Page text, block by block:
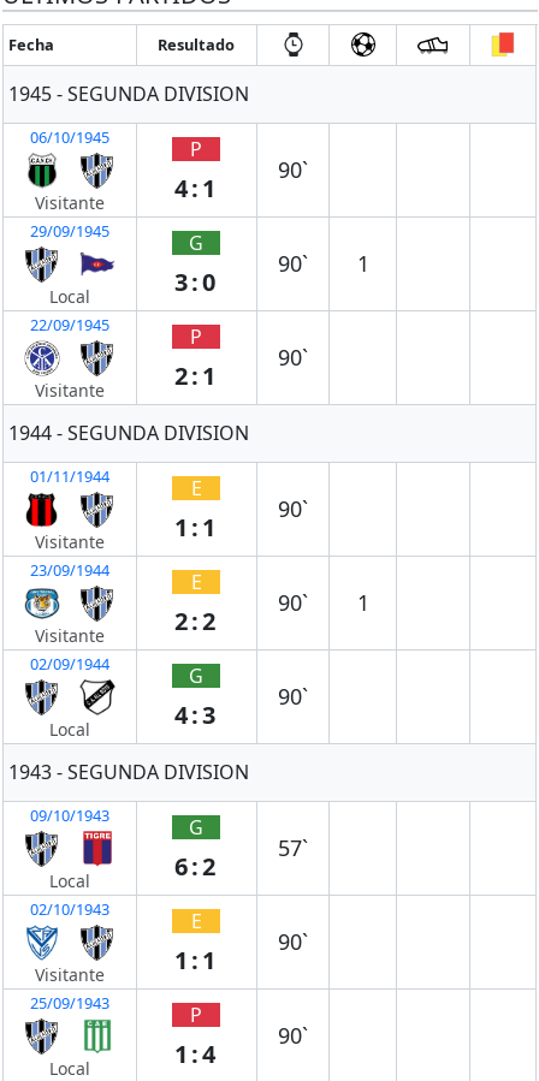
Fecha Resultado
1945 - SEGUNDA DIVISION
06/10/1945
Visitante
P
4:1
90`
29/09/1945
Local
G
3:0
90` 1
22/09/1945
Visitante
P
2:1
90`
1944 - SEGUNDA DIVISION
01/11/1944
Visitante
E
1:1
90`
23/09/1944
Visitante
E
2:2
90` 1
02/09/1944
Local
G
4:3
90`
1943 - SEGUNDA DIVISION
09/10/1943
Local
G
6:2
57`
02/10/1943
Visitante
E
1:1
90`
25/09/1943
Local
P
1:4
90`